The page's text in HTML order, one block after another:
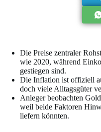
Die Preise zentraler
wie 2020, während
gestiegen sind.
Die Inflation ist offiziell
doch viele Alltagsgüter
Anleger beobachten
weil beide Faktoren
liefern könnten.